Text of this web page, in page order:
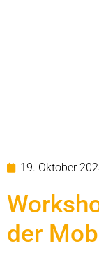
19. Oktober
der